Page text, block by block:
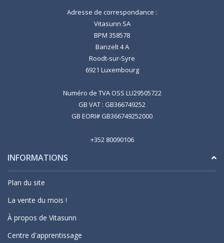
Adresse de correspondance :
Vitasunn SA
BPM 358578
Banzelt 4 A
Roodt-sur-Syre
6921 Luxembourg
Numéro de TVA OSS LU29505722
GB VAT : GB366749252
GB EORI# GB366749252000
+352 80090106
INFORMATIONS
Plan du site
La vente du mois !
À propos de Vitasunn
Centre d'apprentissage